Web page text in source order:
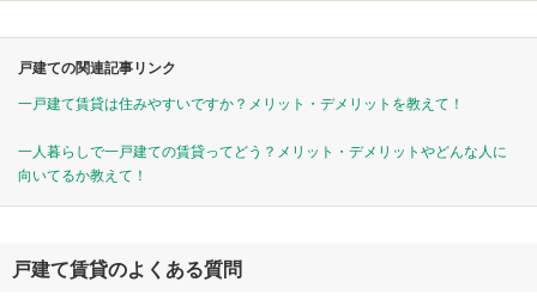
戸建ての関連記事リンク
一戸建て賃貸は住みやすいですか？メリット・デメリットを教えて！
一人暮らしで一戸建ての賃貸ってどう？メリット・デメリットやどんな人に
向いてるか教えて！
戸建て賃貸のよくある質問